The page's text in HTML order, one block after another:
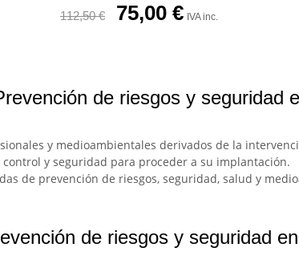
112,50€ 75,00 € IVA inc.
de riesgos y seguridad
y medioambientales derivados de la
y seguridad para proceder a su implantación.
de prevención de riesgos, seguridad, salud y
de riesgos y seguridad